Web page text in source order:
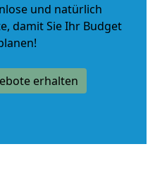
und natürlich
, damit Sie Ihr Budget
erhalten